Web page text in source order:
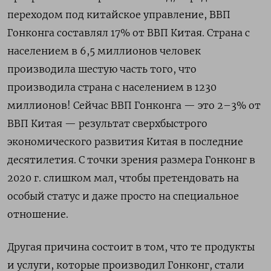
переходом под китайское управление, ВВП
Гонконга составлял 17% от ВВП Китая. Страна с
населением в 6,5 миллионов человек
производила шестую часть того, что
производила страна с населением в 1230
миллионов! Сейчас ВВП Гонконга — это 2–3% от
ВВП Китая — результат сверхбыстрого
экономического развития Китая в последние
десятилетия. С точки зрения размера Гонконг в
2020 г. слишком мал, чтобы претендовать на
особый статус и даже просто на специальное
отношение.
Другая причина состоит в том, что те продукты
и услуги, которые производил Гонконг, стали